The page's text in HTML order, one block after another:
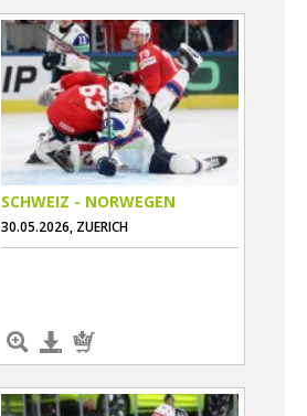
SCHWEIZ - NORWEGEN
30.05.2026, ZUERICH